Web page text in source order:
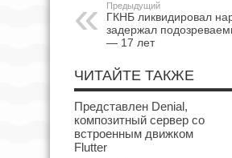
Предыдущий
ГКНБ ликвидировал
задержал
— 17 лет
ЧИТАЙТЕ ТАКЖЕ
Представлен Denial,
композитный сервер со
встроенным движком
Flutter